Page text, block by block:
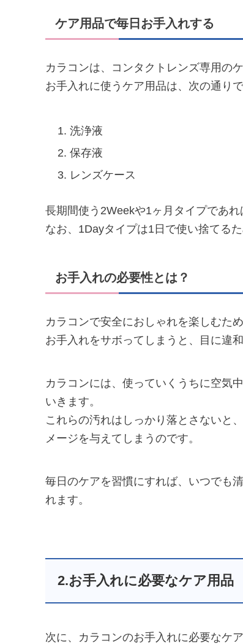
ケア用品で毎日お手入れする
カラコンは、コンタクトレンズ専用の
お手入れに使うケア用品は、次の通りで
洗浄液
保存液
レンズケース
長期間使う2Weekや1ヶ月タイプであ
なお、1Dayタイプは1日で使い捨てる
お手入れの必要性とは？
カラコンで安全におしゃれを楽しむた
お手入れをサボってしまうと、目に違
カラコンには、使っていくうちに空気
いきます。
これらの汚れはしっかり落とさないと
メージを与えてしまうのです。
毎日のケアを習慣にすれば、いつでも
れます。
2.お手入れに必要なケア用品
次に、カラコンのお手入れに必要なケ